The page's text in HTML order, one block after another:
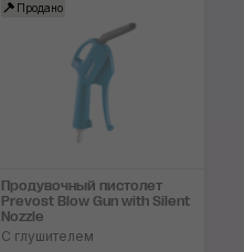
Продано
Продувочный пистолет
Prevost Blow Gun with Silent
Nozzle
С глушителем